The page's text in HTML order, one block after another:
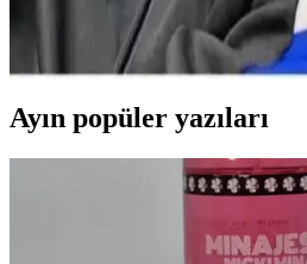
Kestane saç rengi, doğal görünüm ve
ürünler ve bakım ipuçlarıyla
sağlayabilirsiniz.
Ayın popüler yazıları